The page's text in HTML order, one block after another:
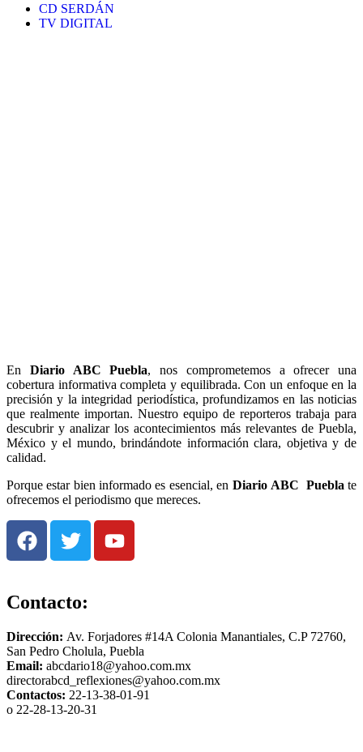
CD SERDÁN
TV DIGITAL
En Diario ABC Puebla, nos comprometemos a ofrecer una
cobertura informativa completa y equilibrada. Con un enfoque en la
precisión y la integridad periodística, profundizamos en las noticias
que realmente importan. Nuestro equipo de reporteros trabaja para
descubrir y analizar los acontecimientos más relevantes de Puebla,
México y el mundo, brindándote información clara, objetiva y de
calidad.
Porque estar bien informado es esencial, en Diario ABC Pueblate
ofrecemos el periodismo que mereces.
Contacto:
Dirección: Av. Forjadores #14A Colonia Manantiales, C.P 72760,
San Pedro Cholula, Puebla
Email: abcdario18@yahoo.com.mx
directorabcd_reflexiones@yahoo.com.mx
Contactos: 22-13-38-01-91
o 22-28-13-20-31